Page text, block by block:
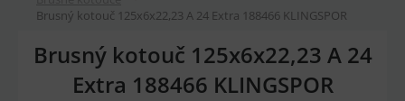
Brusný kotouč 125x6x22,23 A 24 Extra 188466 KLINGSPOR
Brusný kotouč 125x6x22,23 A 24
Extra 188466 KLINGSPOR